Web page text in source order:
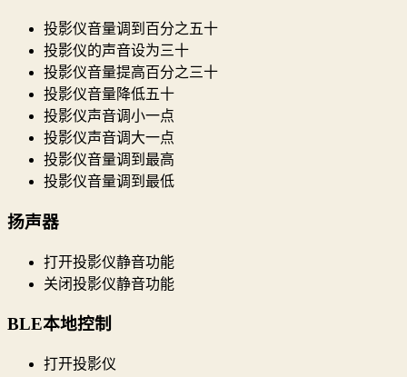
投影仪音量调到百分之五十
投影仪的声音设为三十
投影仪音量提高百分之三十
投影仪音量降低五十
投影仪声音调小一点
投影仪声音调大一点
投影仪音量调到最高
投影仪音量调到最低
扬声器
打开投影仪静音功能
关闭投影仪静音功能
BLE本地控制
打开投影仪